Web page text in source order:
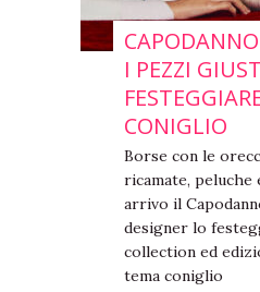
I PEZZI
CONIGLIO
Borse con le
ricamate, peluche
arrivo il
designer lo
collection ed
tema coniglio